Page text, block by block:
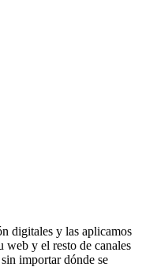
digitales y las aplicamos
web y el resto de canales
importar dónde se